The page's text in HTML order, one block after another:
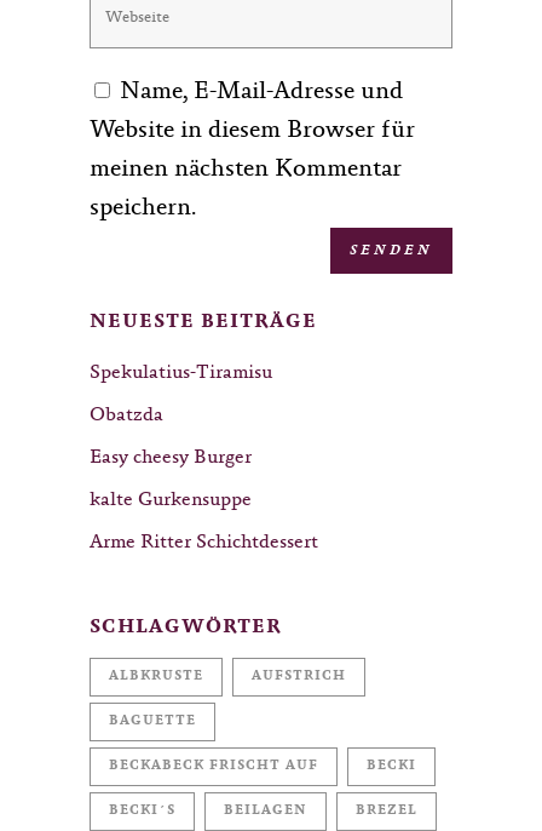
Name, E-Mail-Adresse und
Website in diesem Browser für
meinen nächsten Kommentar
speichern.
NEUESTE BEITRÄGE
Spekulatius-Tiramisu
Obatzda
Easy cheesy Burger
kalte Gurkensuppe
Arme Ritter Schichtdessert
SCHLAGWÖRTER
ALBKRUSTE AUFSTRICH
BAGUETTE
BECKABECK FRISCHT AUF BECKI
BECKI´S BEILAGEN BREZEL